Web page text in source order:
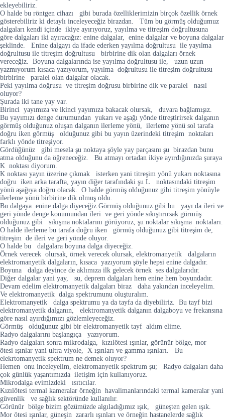
ekleyebiliriz.
O halde bu röntgen cihazı gibi burada özelliklerimizin birçok özellik örnek
gösterebiliriz ki detaylı inceleyeceğiz birazdan. Tüm bu görmüş olduğumuz
dalgaları kendi içinde ikiye ayırıyoruz, yayılma ve titreşim doğrultusuna
göre dalgaları iki ayıracağız: enine dalgalar, enine dalgalar ve boyuna dalgalar
şeklinde. Enine dalgayı da ifade ederken yayılma doğrultusu ile yayılma
doğrultusu ile titreşim doğrultusu birbirine dik olan dalgaları örnek
vereceğiz. Boyuna dalgalarında ise yayılma doğrultusu ile, uzun uzun
yazmıyorum kısaca yazıyorum, yayılma doğrultusu ile titreşim doğrultusu
birbirine paralel olan dalgalar olacak.
Peki yayılma doğrusu ve titreşim doğrusu birbirine dik ve paralel nasıl
oluyor?
Şurada iki tane yay var.
Birinci yayımıza ve ikinci yayımıza bakacak olursak, duvara bağlamışız.
Bu yayımızı denge durumundan yukarı ve aşağı yönde titreştirirsek dalganın
görmüş olduğunuz oluşan dalganın ilerleme yönü, ilerleme yönü sol tarafa
doğru iken görmüş olduğunuz gibi bu yayın üzerindeki titreşim noktaları
farklı yönde titreşiyor.
Gördüğünüz gibi mesela şu noktaya şöyle yay parçasını şu birazdan bunu
atma olduğunu da öğreneceğiz. Bu atmayı ortadan ikiye ayırdığınızda şuraya
K noktası diyorum.
K noktası yayın üzerine çıkmak isterken yani titreşim yönü yukarı noktasına
doğru iken arka tarafta, yayın diğer tarafındaki şu L noktasındaki titreşim
yönü aşağıya doğru olacak. O halde görmüş olduğunuz gibi titreşim yönüyle
ilerleme yönü birbirine dik olmuş oldu.
Bu dalgaya enine dalga diyeceğiz Görmüş olduğunuz gibi bu yayı da ileri ve
geri yönde denge konumundan ileri ve geri yönde sıkıştırırsak görmüş
olduğunuz gibi sıkışma noktalarını görüyoruz, şu noktalar sıkışma noktaları.
O halde ilerleme bu tarafa doğru iken görmüş olduğunuz gibi titreşim de,
titreşim de ileri ve geri yönde oluyor.
O halde bu dalgalara boyuna dalga diyeceğiz.
Örnek verecek olursak, örnek verecek olursak, elektromanyetik dalgaların
elektromanyetik dalgaların, kısaca yazıyorum şöyle hepsi enine dalgadır.
Boyuna dalga deyince de aklımıza ilk gelecek örnek ses dalgalarıdır.
Diğer dalgalar yani yay, su, deprem dalgaları hem enine hem boyundadır.
Devam edelim elektromanyetik dalgaları biraz daha yakından inceleyelim.
Ve elektromanyetik dalga spektrumunu oluşturalım.
Elektromanyetik dalga spektrumu ya da tayfa da diyebiliriz. Bu tayf bizi
elektromanyetik dalganın, elektromanyetik dalganın dalgaboyu ve frekansına
göre nasıl ayırdığımızı gözlemleyeceğiz.
Görmüş olduğunuz gibi bir elektromanyetik tayf aldım elime.
Radyo dalgalarını başlangıça yazıyorum.
Radyo dalgaları sonra mikrodalga, kızılötesi ışınlar, görünür bölge, mor
ötesi ışınlar yani ultra viyole, X ışınları ve gamma ışınları. Bu
elekrtomanyetik spektrum ne demek oluyor?
Hemen onu inceleyelim, elektromanyetik spektrum şu; Radyo dalgaları daha
çok günlük yaşantımızda iletişim için kullanıyoruz.
Mikrodalga evimizdeki ısıtıcılar.
Kızılötesi termal kameralar örneğin havalimanlarındaki termal kameralar yani
güvenlik ve sağlık sektöründe kullanılır.
Görünür bölge bizim gözümüzde algıladığımız ışık, güneşten gelen ışık.
Mor ötesi ışınlar, güneşin zararlı ışınları ve örneğin hastanelerde sağlık